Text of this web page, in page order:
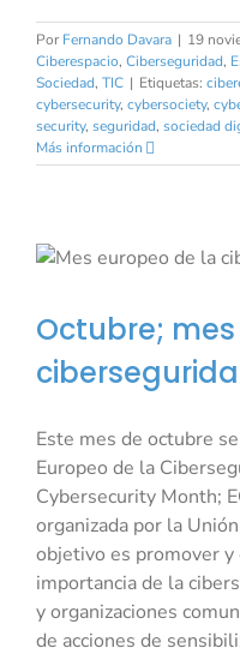
Por Fernando Davara | 19
Ciberespacio, Ciberseguridad,
Sociedad, TIC | Etiquetas:
cybersecurity, cybersociety,
security, seguridad, sociedad
Más información
Octubre;
Este mes de octubre
Europeo de la
Cybersecurity Month;
organizada por la
objetivo es promover y
importancia de la
y organizaciones
de acciones de